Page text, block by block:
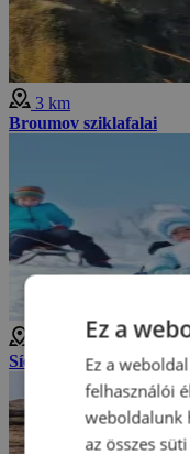
3 km
Broumov sziklafalai
Síelés Adršpachban
Ez a
Ez a
felhasználói
weboldalunk
az összes